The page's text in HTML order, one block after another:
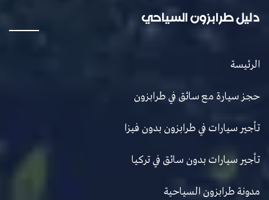
دليل طرابزون السياحي
الرئيسة
حجز سيارة مع سائق في طرابزون
تأجير سيارات في طرابزون بدون فيزا
تأجير سيارات بدون سائق في تركيا
مدونة طرابزون السياحية